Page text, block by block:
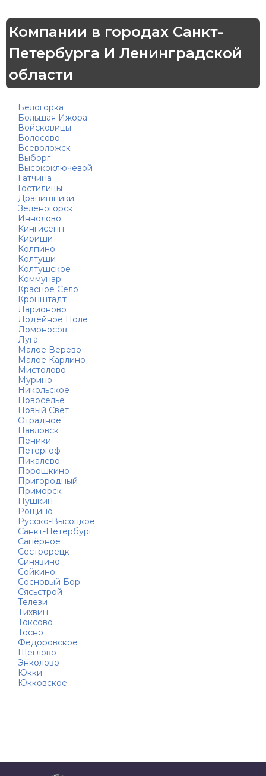
Компании в городах Санкт-
Петербурга И Ленинградской
области
Белогорка
Большая Ижора
Войсковицы
Волосово
Всеволожск
Выборг
Высокоключевой
Гатчина
Гостилицы
Дранишники
Зеленогорск
Иннолово
Кингисепп
Кириши
Колпино
Колтуши
Колтушское
Коммунар
Красное Село
Кронштадт
Ларионово
Лодейное Поле
Ломоносов
Луга
Малое Верево
Малое Карлино
Мистолово
Мурино
Никольское
Новоселье
Новый Свет
Отрадное
Павловск
Пеники
Петергоф
Пикалево
Порошкино
Пригородный
Приморск
Пушкин
Рощино
Русско-Высоцкое
Санкт-Петербург
Сапёрное
Сестрорецк
Синявино
Сойкино
Сосновый Бор
Сясьстрой
Телези
Тихвин
Токсово
Тосно
Фёдоровское
Щеглово
Энколово
Юкки
Юкковское